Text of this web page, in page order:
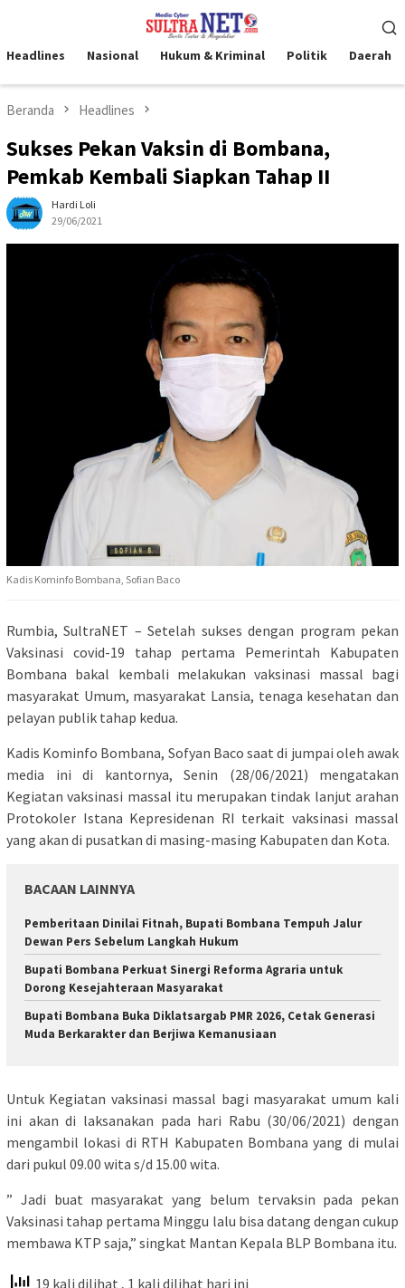
kontenMobile
Headlines Nasional Hukum & Kriminal Politik Daerah
Beranda Headlines
Sukses Pekan Vaksin di Bombana,
Pemkab Kembali Siapkan Tahap II
Hardi Loli
29/06/2021
Kadis Kominfo Bombana, Sofian Baco
Rumbia, SultraNET – Setelah sukses dengan program pekan
Vaksinasi covid-19 tahap pertama Pemerintah Kabupaten
Bombana bakal kembali melakukan vaksinasi massal bagi
masyarakat Umum, masyarakat Lansia, tenaga kesehatan dan
pelayan publik tahap kedua.
Kadis Kominfo Bombana, Sofyan Baco saat di jumpai oleh awak
media ini di kantornya, Senin (28/06/2021) mengatakan
Kegiatan vaksinasi massal itu merupakan tindak lanjut arahan
Protokoler Istana Kepresidenan RI terkait vaksinasi massal
yang akan di pusatkan di masing-masing Kabupaten dan Kota.
BACAAN LAINNYA
Pemberitaan Dinilai Fitnah, Bupati Bombana Tempuh Jalur
Dewan Pers Sebelum Langkah Hukum
Bupati Bombana Perkuat Sinergi Reforma Agraria untuk
Dorong Kesejahteraan Masyarakat
Bupati Bombana Buka Diklatsargab PMR 2026, Cetak Generasi
Muda Berkarakter dan Berjiwa Kemanusiaan
Untuk Kegiatan vaksinasi massal bagi masyarakat umum kali
ini akan di laksanakan pada hari Rabu (30/06/2021) dengan
mengambil lokasi di RTH Kabupaten Bombana yang di mulai
dari pukul 09.00 wita s/d 15.00 wita.
” Jadi buat masyarakat yang belum tervaksin pada pekan
Vaksinasi tahap pertama Minggu lalu bisa datang dengan cukup
membawa KTP saja,” singkat Mantan Kepala BLP Bombana itu.
19 kali dilihat , 1 kali dilihat hari ini